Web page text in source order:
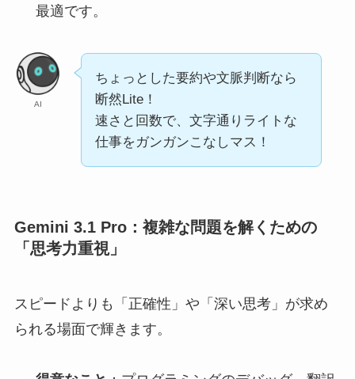
最適です。
AI
ちょっとした要約や文脈判断なら
断然Lite！
速さと回数で、文字通りライトな
仕事をガンガンこなしマス！
Gemini 3.1 Pro：複雑な問題を解くための
「思考力重視」
スピードよりも「正確性」や「深い思考」が求め
られる場面で輝きます。